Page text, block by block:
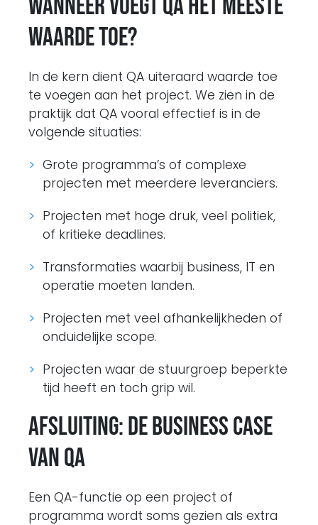
Wanneer voegt QA het meeste
waarde toe?
In de kern dient QA uiteraard waarde toe
te voegen aan het project. We zien in de
praktijk dat QA vooral effectief is in de
volgende situaties:
Grote programma’s of complexe
projecten met meerdere leveranciers.
Projecten met hoge druk, veel politiek,
of kritieke deadlines.
Transformaties waarbij business, IT en
operatie moeten landen.
Projecten met veel afhankelijkheden of
onduidelijke scope.
Projecten waar de stuurgroep beperkte
tijd heeft en toch grip wil.
Afsluiting: de business case
van QA
Een QA-functie op een project of
programma wordt soms gezien als extra